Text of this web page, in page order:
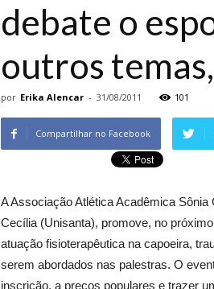
debate o
outros
por Erika Alencar - 31/08/2011 101
Compartilhar no Facebook
A Associação Atlética Acadêmica
Cecília (Unisanta), promove, no
atuação fisioterapêutica na capoeira,
serem abordados nas palestras. O
inscrição, a preços populares e trazer